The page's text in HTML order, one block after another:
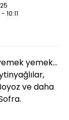
10:11
yemek...
ve daha